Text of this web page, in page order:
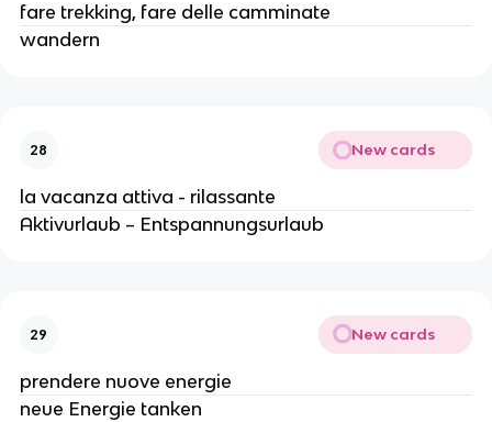
fare trekking, fare delle camminate
wandern
28 New cards
la vacanza attiva - rilassante
Aktivurlaub – Entspannungsurlaub
29 New cards
prendere nuove energie
neue Energie tanken